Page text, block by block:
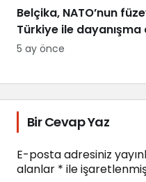
Belçika, NATO’nun
Türkiye ile
5 ay önce
Bir Cevap Yaz
E-posta adresiniz
alanlar * ile